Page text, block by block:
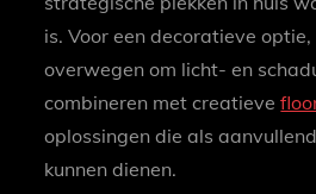
is. Voor een decoratieve optie,
overwegen om licht- en
combineren met creatieve
oplossingen die als
kunnen dienen.